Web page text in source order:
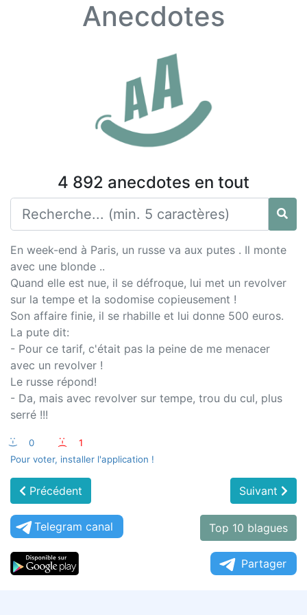
Anecdotes
4 892 anecdotes en tout
En week-end à Paris, un russe va aux putes . Il monte
avec une blonde ..
Quand elle est nue, il se défroque, lui met un revolver
sur la tempe et la sodomise copieusement !
Son affaire finie, il se rhabille et lui donne 500 euros.
La pute dit:
- Pour ce tarif, c'était pas la peine de me menacer
avec un revolver !
Le russe répond!
- Da, mais avec revolver sur tempe, trou du cul, plus
serré !!!
:-) 0 :-(
1
Pour voter, installer l'application !
Précédent Suivant
Telegram canal Top 10 blagues
Partager